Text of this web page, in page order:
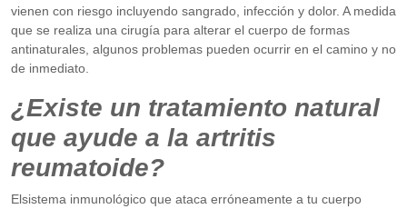
vienen con riesgo incluyendo sangrado, infección y dolor. A medida
que se realiza una cirugía para alterar el cuerpo de formas
antinaturales, algunos problemas pueden ocurrir en el camino y no
de inmediato.
¿Existe un tratamiento natural
que ayude a la artritis
reumatoide?
Elsistema inmunológico que ataca erróneamente a tu cuerpo